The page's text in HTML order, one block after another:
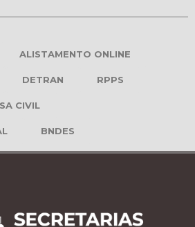
ALISTAMENTO ONLINE
DETRAN RPPS
CIVIL
BNDES